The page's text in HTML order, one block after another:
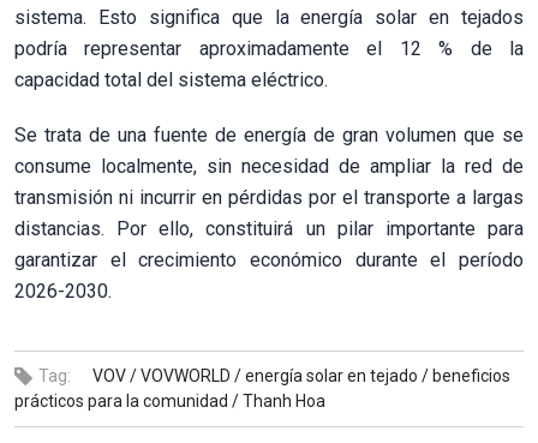
sistema. Esto significa que la energía solar en tejados
podría representar aproximadamente el 12 % de la
capacidad total del sistema eléctrico.
Se trata de una fuente de energía de gran volumen que se
consume localmente, sin necesidad de ampliar la red de
transmisión ni incurrir en pérdidas por el transporte a largas
distancias. Por ello, constituirá un pilar importante para
garantizar el crecimiento económico durante el período
2026-2030.
Tag: VOV /VOVWORLD /energía solar en tejado / beneficios
prácticos para la comunidad /Thanh Hoa